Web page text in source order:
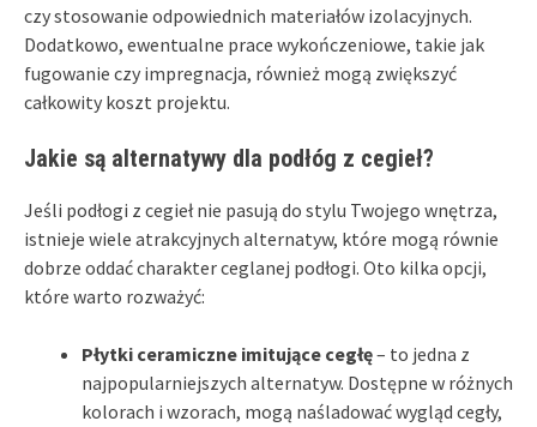
czy stosowanie odpowiednich materiałów izolacyjnych.
Dodatkowo, ewentualne prace wykończeniowe, takie jak
fugowanie czy impregnacja, również mogą zwiększyć
całkowity koszt projektu.
Jakie są alternatywy dla podłóg z cegieł?
Jeśli podłogi z cegieł nie pasują do stylu Twojego wnętrza,
istnieje wiele atrakcyjnych alternatyw, które mogą równie
dobrze oddać charakter ceglanej podłogi. Oto kilka opcji,
które warto rozważyć:
Płytki ceramiczne imitujące cegłę– to jedna z
najpopularniejszych alternatyw. Dostępne w różnych
kolorach i wzorach, mogą naśladować wygląd cegły,